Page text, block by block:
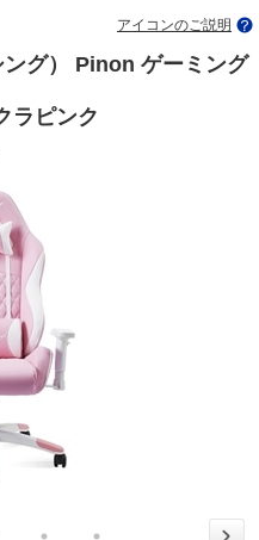
アイコンのご説明
グ） Pinon ゲーミング
ラピンク